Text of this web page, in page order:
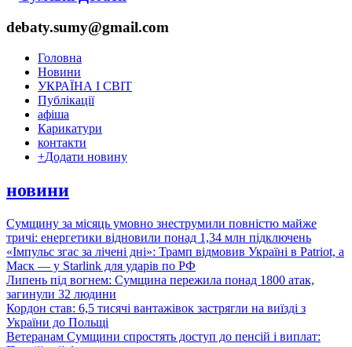
debaty.sumy@gmail.com
Головна
Новини
УКРАЇНА І СВІТ
Публікації
афіша
Карикатури
контакти
+Додати новину
новини
Сумщину за місяць умовно знеструмили повністю майже
тричі: енергетики відновили понад 1,34 млн підключень
«Імпульс згас за лічені дні»: Трамп відмовив Україні в Patriot, а
Маск — у Starlink для ударів по РФ
Липень під вогнем: Сумщина пережила понад 1800 атак,
загинули 32 людини
Кордон став: 6,5 тисячі вантажівок застрягли на виїзді з
України до Польщі
Ветеранам Сумщини спростять доступ до пенсій і виплат: